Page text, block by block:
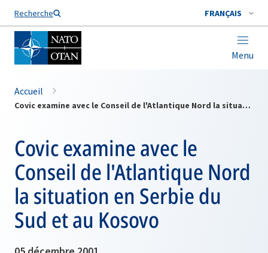
Recherche FRANÇAIS
Menu
Nom de famille*
Accueil
Covic examine avec le Conseil de l'Atlantique Nord la situation en Serbie du Sud et au Kosovo
Covic examine avec le
Conseil de l'Atlantique Nord
la situation en Serbie du
Sud et au Kosovo